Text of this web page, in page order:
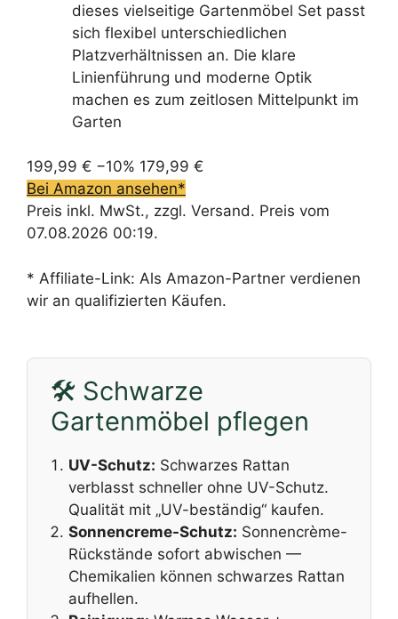
dieses vielseitige Gartenmöbel Set passt
sich flexibel unterschiedlichen
Platzverhältnissen an. Die klare
Linienführung und moderne Optik
machen es zum zeitlosen Mittelpunkt im
Garten
199,99 € −10% 179,99 €
Bei Amazon ansehen*
Preis inkl. MwSt., zzgl. Versand. Preis vom
07.08.2026 00:19.
* Affiliate-Link: Als Amazon-Partner verdienen
wir an qualifizierten Käufen.
🛠️ Schwarze
Gartenmöbel pflegen
UV-Schutz: Schwarzes Rattan
verblasst schneller ohne UV-Schutz.
Qualität mit „UV-beständig“ kaufen.
Sonnencreme-Schutz: Sonnencrème-
Rückstände sofort abwischen —
Chemikalien können schwarzes Rattan
aufhellen.